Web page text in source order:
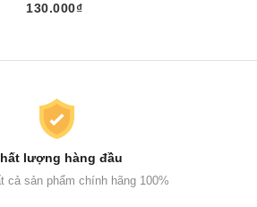
130.000₫
lượng hàng đầu
cả sản phẩm chính hãng 100%